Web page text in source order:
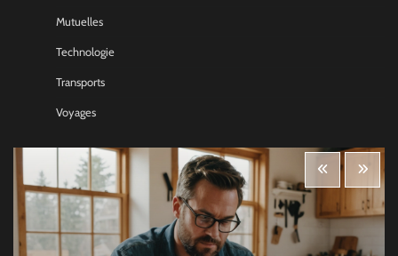
Mutuelles
Technologie
Transports
Voyages